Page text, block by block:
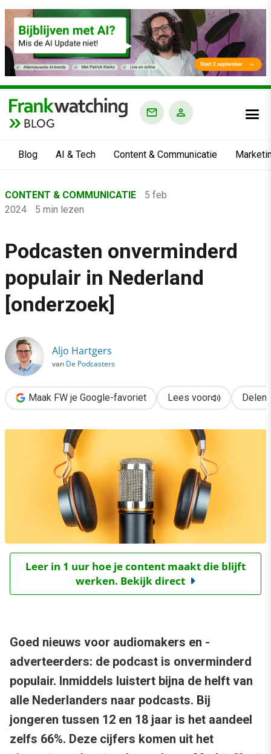
BLOG
Blog AI & Tech Content & Communicatie
›
Content & Communicatie
›
Podcasten onverminderd populair in Nederland [onderzoek]
CONTENT & COMMUNICATIE
5 feb
2024
5 min lezen
Podcasten onverminderd
populair in Nederland
[onderzoek]
Aljo Hartgers
van De Podcasters
Maak FW je Google-favoriet Lees voor Delen
Leer in 1 uur hoe je content maakt die blijft
werken. Bekijk direct
Goed nieuws voor audiomakers en -
adverteerders: de podcast is onverminderd
populair. Inmiddels luistert bijna de helft van
alle Nederlanders naar podcasts. Bij
jongeren tussen 12 en 18 jaar is het aandeel
zelfs 66%. Deze cijfers komen uit het